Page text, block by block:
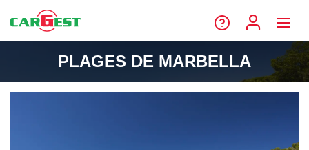
PLAGES DE MARBELLA